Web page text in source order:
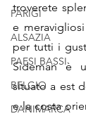
PARIGI
ALSAZIA
PAESI BASSI
BELGIO
DANIMARCA
troverete
e
per tutti i
Sideman è
situato a est
e la costa